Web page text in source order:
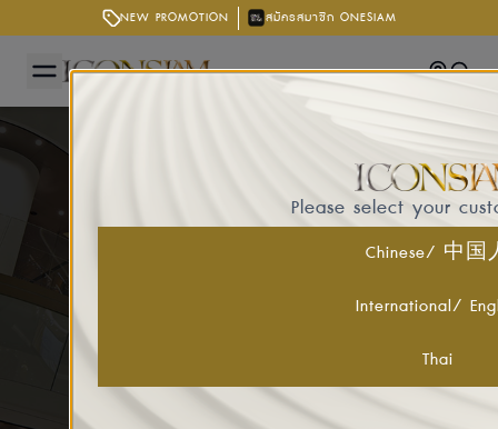
NEW PROMOTION สมัครสมาชิก ONESIAM
Getting
Please select your
Chinese/ 中国
International/
Thai